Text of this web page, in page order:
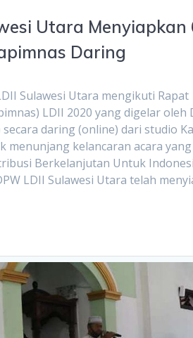
Utara Menyiapkan
Daring
Sulawesi Utara mengikuti Rapat
LDII 2020 yang digelar oleh
secara daring (online) dari studio
menunjang kelancaran acara yang
Berkelanjutan Untuk
LDII Sulawesi Utara telah